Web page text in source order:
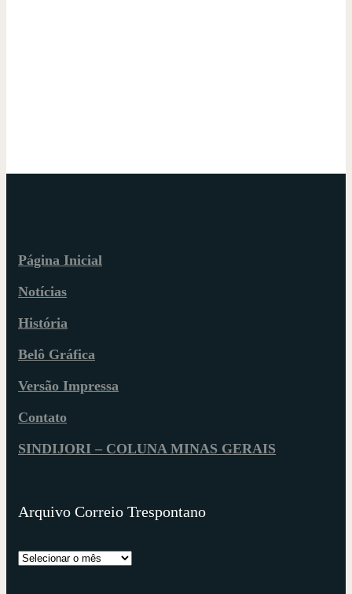
Página Inicial
Notícias
História
Belô Gráfica
Versão Impressa
Contato
SINDIJORI – COLUNA MINAS GERAIS
Arquivo Correio Trespontano